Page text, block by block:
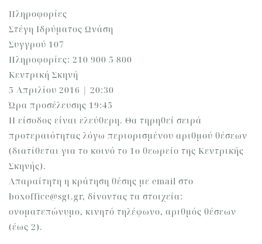
Πληροφορίες
Στέγη Ιδρύματος Ωνάση
Συγγρού 107
Πληροφορίες: 210 900 5 800
Κεντρική Σκηνή
5 Απριλίου 2016 | 20:30
Ώρα προσέλευσης 19:45
Η είσοδος είναι ελεύθερη. Θα τηρηθεί σειρά
προτεραιότητας λόγω περιορισμένου αριθμού θέσεων
(διατίθεται για το κοινό το 1ο θεωρείο της Κεντρικής
Σκηνής).
Απαραίτητη η κράτηση θέσης με email στο
boxoffice@sgt.gr, δίνοντας τα στοιχεία:
ονοματεπώνυμο, κινητό τηλέφωνο, αριθμός θέσεων
(έως 2).